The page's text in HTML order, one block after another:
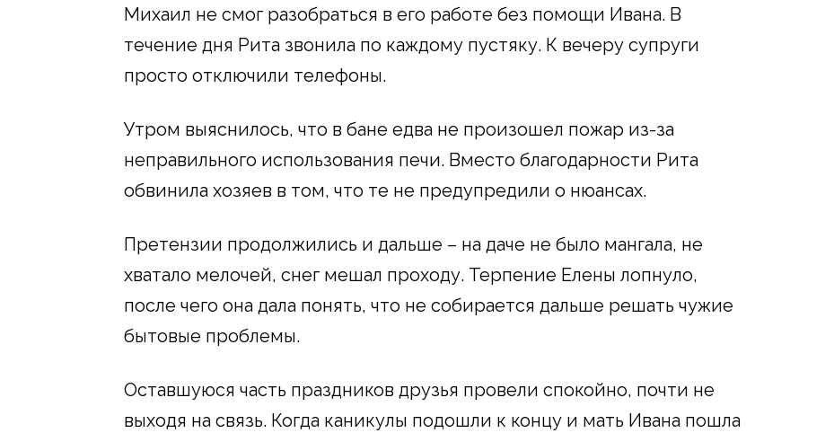
Михаил не смог разобраться в его работе без помощи Ивана. В
течение дня Рита звонила по каждому пустяку. К вечеру супруги
просто отключили телефоны.
Утром выяснилось, что в бане едва не произошел пожар из-за
неправильного использования печи. Вместо благодарности Рита
обвинила хозяев в том, что те не предупредили о нюансах.
Претензии продолжились и дальше – на даче не было мангала, не
хватало мелочей, снег мешал проходу. Терпение Елены лопнуло,
после чего она дала понять, что не собирается дальше решать чужие
бытовые проблемы.
Оставшуюся часть праздников друзья провели спокойно, почти не
выходя на связь. Когда каникулы подошли к концу и мать Ивана пошла